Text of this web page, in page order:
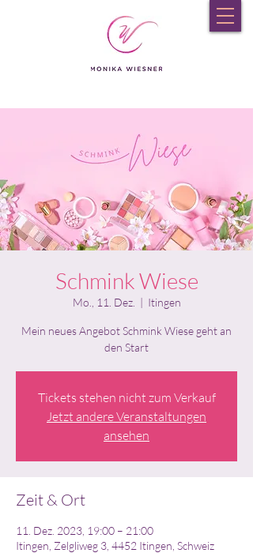
Schmink Wiese
Mo., 11. Dez.
  |
Itingen
Mein neues Angebot Schmink Wiese geht an
den Start
Tickets stehen nicht zum Verkauf
Jetzt andere Veranstaltungen
ansehen
Zeit & Ort
11. Dez. 2023, 19:00 – 21:00
Itingen, Zelgliweg 3, 4452 Itingen, Schweiz